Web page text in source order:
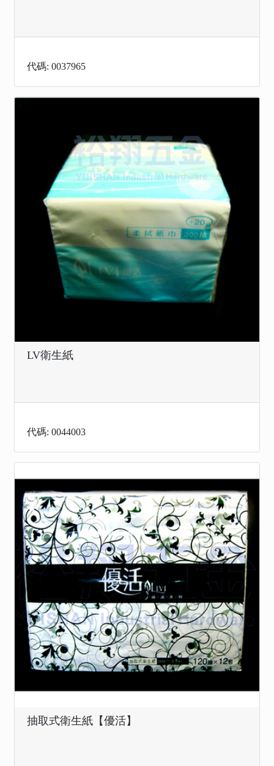
代碼: 0037965
LV衛生紙
代碼: 0044003
抽取式衛生紙【優活】